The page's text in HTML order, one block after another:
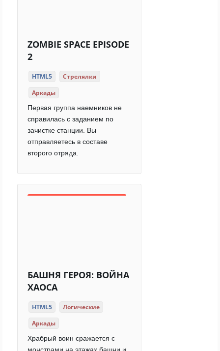
ZOMBIE SPACE EPISODE
2
HTML5
Стрелялки
Аркады
Первая группа наемников не
справилась с заданием по
зачистке станции. Вы
отправляетесь в составе
второго отряда.
БАШНЯ ГЕРОЯ: ВОЙНА
ХАОСА
HTML5
Логические
Аркады
Храбрый воин сражается с